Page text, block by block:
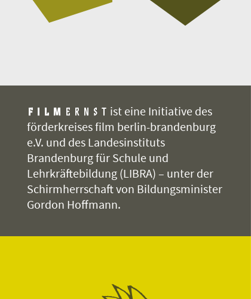
ist eine Initiative des
förderkreises film berlin-brandenburg
e.V. und des Landesinstituts
Brandenburg für Schule und
Lehrkräftebildung (LIBRA) – unter der
Schirmherrschaft von Bildungsminister
Gordon Hoffmann.